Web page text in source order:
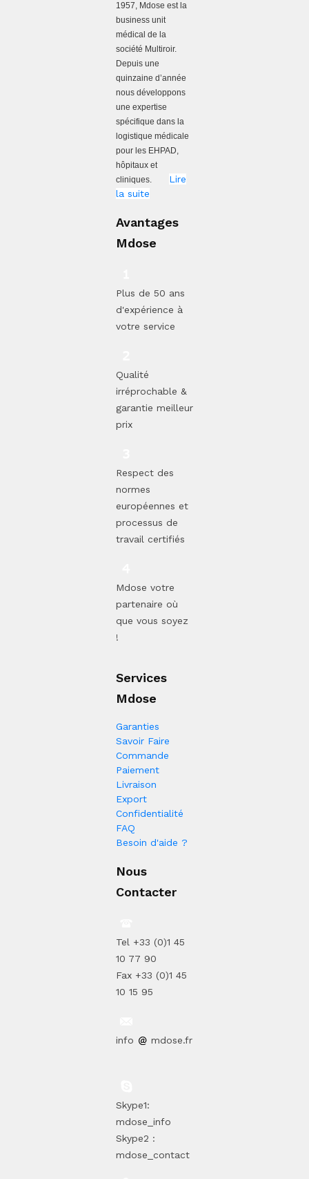
1957, Mdose est la
business unit
médical de la
société Multiroir.
Depuis une
quinzaine d’année
nous développons
une expertise
spécifique dans la
logistique médicale
pour les EHPAD,
hôpitaux et
cliniques.
Lire
la suite
Avantages
Mdose
Plus de 50 ans
d'expérience à
votre service
Qualité
irréprochable &
garantie meilleur
prix
Respect des
normes
européennes et
processus de
travail certifiés
Mdose votre
partenaire où
que vous soyez
!
Services
Mdose
Garanties
Savoir Faire
Commande
Paiement
Livraison
Export
Confidentialité
FAQ
Besoin d'aide ?
Nous
Contacter
Tel +33 (0)1 45
10 77 90
Fax +33 (0)1 45
10 15 95
info mdose.fr
Skype1:
mdose_info
Skype2 :
mdose_contact